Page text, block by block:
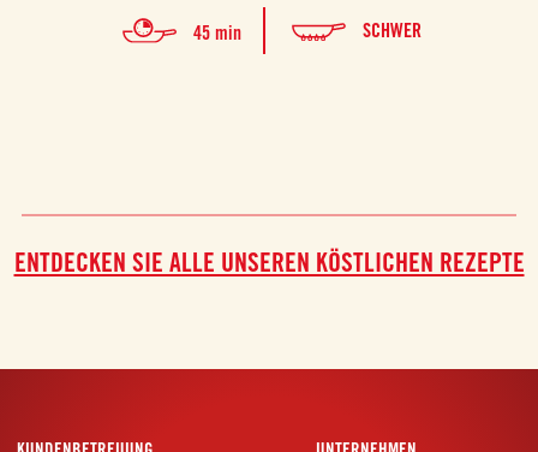
45 min SCHWER
ENTDECKEN SIE ALLE UNSEREN KÖSTLICHEN REZEPTE